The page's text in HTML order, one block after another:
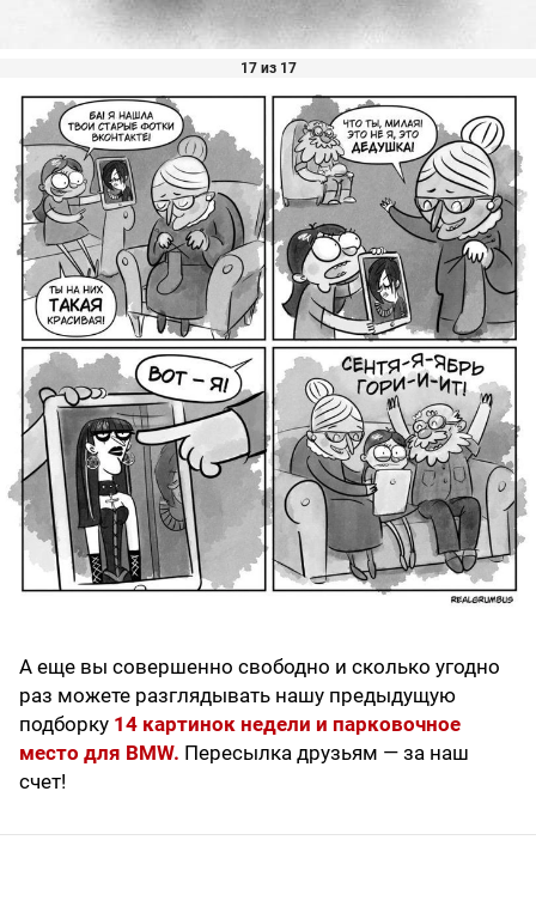
17 из 17
А еще вы совершенно свободно и сколько угодно
раз можете разглядывать нашу предыдущую
подборку 14 картинок недели и парковочное
место для BMW. Пересылка друзьям — за наш
счет!